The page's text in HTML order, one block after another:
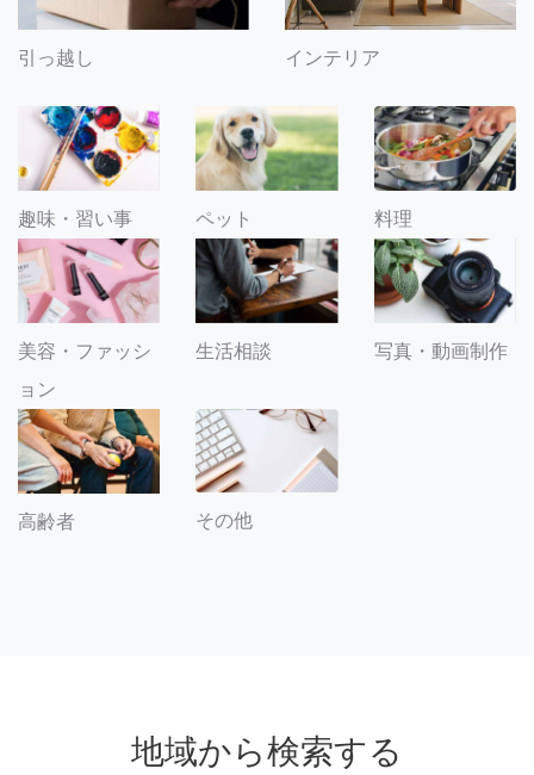
引っ越し インテリア
趣味・習い事 ペット 料理
美容・ファッシ
ョン
生活相談 写真・動画制作
高齢者 その他
地域から検索する